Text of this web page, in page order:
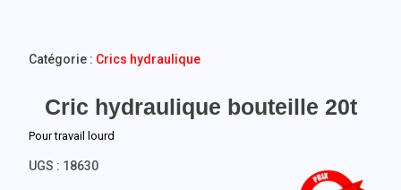
Cric hydraulique bouteille 20t
Pour travail lourd
UGS : 18630
Catégorie : Crics hydraulique